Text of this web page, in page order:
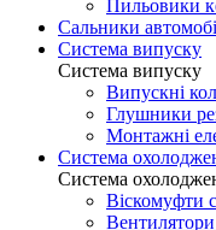
Пильовики
Сальники
Система випуску
Система випуску
Випускні
Глушники
Монтажні
Система
Система
Віскомуфти